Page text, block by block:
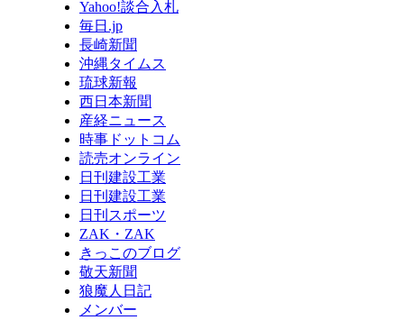
Yahoo!談合入札
毎日.jp
長崎新聞
沖縄タイムス
琉球新報
西日本新聞
産経ニュース
時事ドットコム
読売オンライン
日刊建設工業
日刊建設工業
日刊スポーツ
ZAK・ZAK
きっこのブログ
敬天新聞
狼魔人日記
メンバー